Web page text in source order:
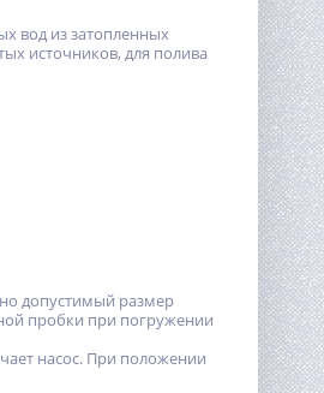
вод из затопленных
источников, для полива
допустимый размер
пробки при погружении
насос. При положении